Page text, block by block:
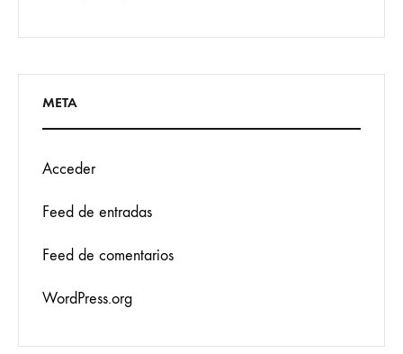
META
Acceder
Feed de entradas
Feed de comentarios
WordPress.org